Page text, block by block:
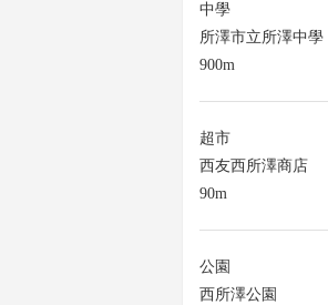
中學
所澤市立所澤中學
900m
超市
西友西所澤商店
90m
公園
西所澤公園